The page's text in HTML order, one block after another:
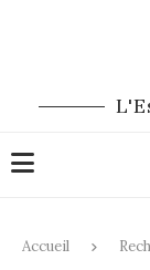
Accueil